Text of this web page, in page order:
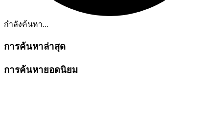
กำลังค้นหา...
การค้นหาล่าสุด
การค้นหายอดนิยม